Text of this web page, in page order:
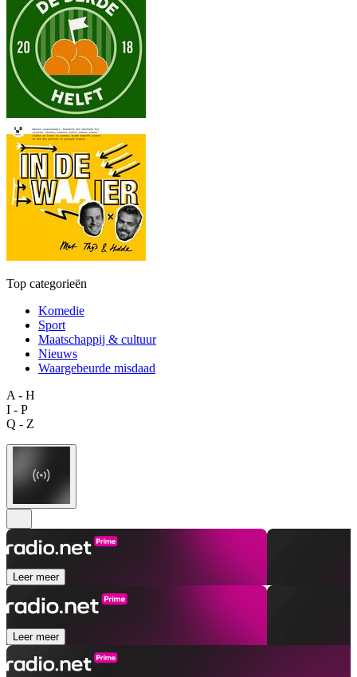
Top categorieën
Komedie
Sport
Maatschappij & cultuur
Nieuws
Waargebeurde misdaad
A - H
I - P
Q - Z
Leer meer
Leer meer